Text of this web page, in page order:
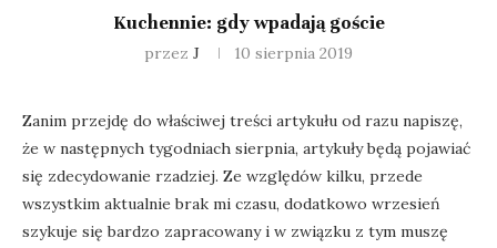
Kuchennie: gdy wpadają goście
przez J 10 sierpnia 2019
Zanim przejdę do właściwej treści artykułu od razu napiszę,
że w następnych tygodniach sierpnia, artykuły będą pojawiać
się zdecydowanie rzadziej. Ze względów kilku, przede
wszystkim aktualnie brak mi czasu, dodatkowo wrzesień
szykuje się bardzo zapracowany i w związku z tym muszę